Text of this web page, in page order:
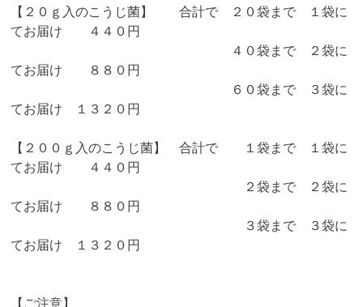
【２０ｇ入のこうじ菌】 合計で ２０袋まで １袋に
てお届け ４４０円
４０袋まで ２袋に
てお届け ８８０円
６０袋まで ３袋に
てお届け １３２０円
【２００ｇ入のこうじ菌】 合計で １袋まで １袋に
てお届け ４４０円
２袋まで ２袋に
てお届け ８８０円
３袋まで ３袋に
てお届け １３２０円
【ご注意】